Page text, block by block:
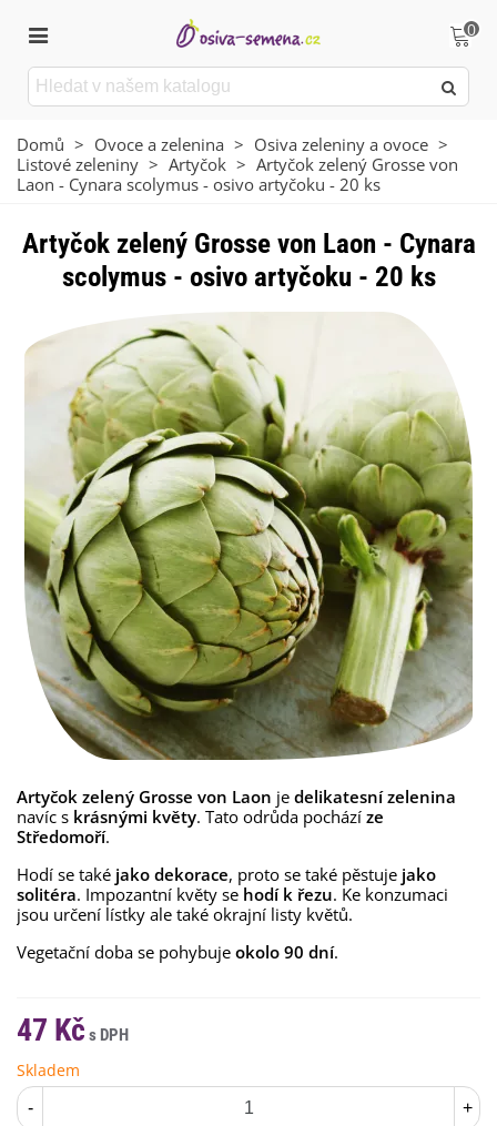
0
Domů > Ovoce a zelenina > Osiva zeleniny a ovoce >
Listové zeleniny > Artyčok > Artyčok zelený Grosse von
Laon - Cynara scolymus - osivo artyčoku - 20 ks
Artyčok zelený Grosse von Laon - Cynara
scolymus - osivo artyčoku - 20 ks
Artyčok zelený Grosse von Laon je delikatesní zelenina
navíc s krásnými květy. Tato odrůda pochází ze
Středomoří.
Hodí se také jako dekorace, proto se také pěstuje jako
solitéra. Impozantní květy se hodí k řezu. Ke konzumaci
jsou určení lístky ale také okrajní listy květů.
Vegetační doba se pohybuje okolo 90 dní.
47 Kč
Skladem
- +